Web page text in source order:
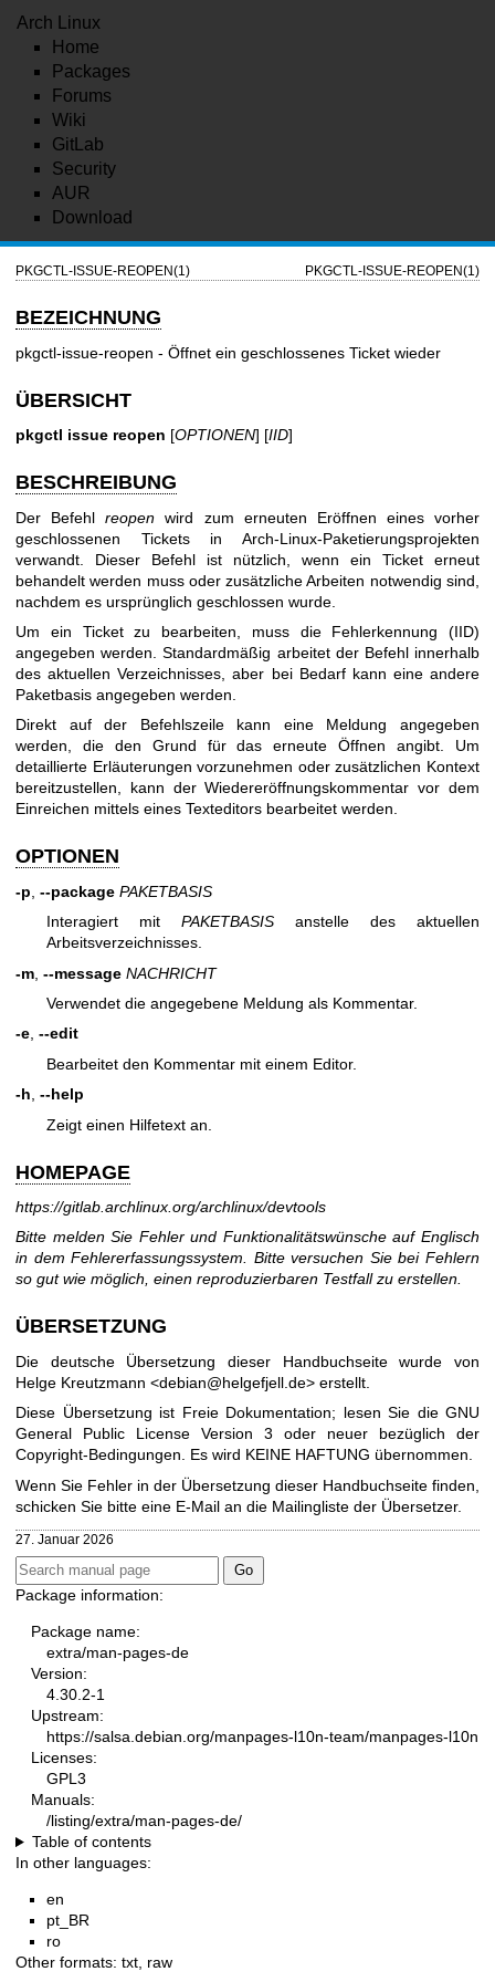
Arch Linux
Home
Packages
Forums
Wiki
GitLab
Security
AUR
Download
PKGCTL-ISSUE-REOPEN(1) PKGCTL-ISSUE-REOPEN(1)
BEZEICHNUNG
pkgctl-issue-reopen - Öffnet ein geschlossenes Ticket wieder
ÜBERSICHT
pkgctl issue reopen [OPTIONEN] [IID]
BESCHREIBUNG
Der Befehlreopen wird zum erneuten Eröffnen eines vorher
geschlossenen Tickets in Arch-Linux-Paketierungsprojekten
verwandt. Dieser Befehl ist nützlich, wenn ein Ticket erneut
behandelt werden muss oder zusätzliche Arbeiten notwendig sind,
nachdem es ursprünglich geschlossen wurde.
Um ein Ticket zu bearbeiten, muss die Fehlerkennung (IID)
angegeben werden. Standardmäßig arbeitet der Befehl innerhalb
des aktuellen Verzeichnisses, aber bei Bedarf kann eine andere
Paketbasis angegeben werden.
Direkt auf der Befehlszeile kann eine Meldung angegeben
werden, die den Grund für das erneute Öffnen angibt. Um
detaillierte Erläuterungen vorzunehmen oder zusätzlichen Kontext
bereitzustellen, kann der Wiedereröffnungskommentar vor dem
Einreichen mittels eines Texteditors bearbeitet werden.
OPTIONEN
-p --package PAKETBASIS
Interagiert mit PAKETBASIS anstelle des aktuellen
Arbeitsverzeichnisses.
-m --message NACHRICHT
Verwendet die angegebene Meldung als Kommentar.
-e, --edit
Bearbeitet den Kommentar mit einem Editor.
-h --help
Zeigt einen Hilfetext an.
HOMEPAGE
https://gitlab.archlinux.org/archlinux/devtools
Bitte melden Sie Fehler und Funktionalitätswünsche auf Englisch
in dem Fehlererfassungssystem. Bitte versuchen Sie bei Fehlern
so gut wie möglich, einen reproduzierbaren Testfall zu erstellen.
ÜBERSETZUNG
Die deutsche Übersetzung dieser Handbuchseite wurde von
Helge Kreutzmann <debian@helgefjell.de> erstellt.
Diese Übersetzung ist Freie Dokumentation; lesen Sie die GNU
General Public License Version 3 oder neuer bezüglich der
Copyright-Bedingungen. Es wird KEINE HAFTUNG übernommen.
Wenn Sie Fehler in der Übersetzung dieser Handbuchseite finden,
schicken Sie bitte eine E-Mail an die Mailingliste der Übersetzer.
27. Januar 2026
Package information:
Package name:
extra/man-pages-de
Version:
4.30.2-1
Upstream:
https://salsa.debian.org/manpages-l10n-team/manpages-l10n
Licenses:
GPL3
Manuals:
/listing/extra/man-pages-de/
Table of contents
In other languages:
en
pt_BR
ro
Other formats: txt raw